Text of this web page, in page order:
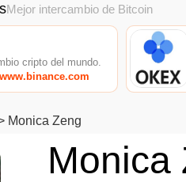
Mejor intercambio de Bitcoin
cripto del mundo.
Monica Zeng
Monica